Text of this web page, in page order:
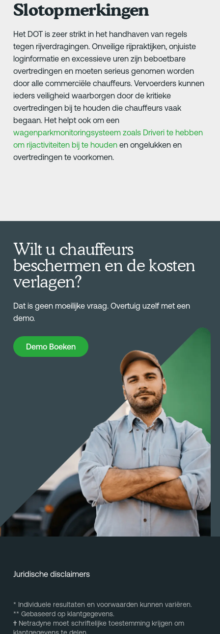
Slotopmerkingen
Het DOT is zeer strikt in het handhaven van regels
tegen rijverdragingen. Onveilige rijpraktijken, onjuiste
loginformatie en excessieve uren zijn beboetbare
overtredingen en moeten serieus genomen worden
door alle commerciële chauffeurs. Vervoerders kunnen
ieders veiligheid waarborgen door de kritieke
overtredingen bij te houden die chauffeurs vaak
begaan. Het helpt ook om een
wagenparkmonitoringsysteem zoals Driveri te hebben
om rijactiviteiten bij te houdenen ongelukken en
overtredingen te voorkomen.
Wilt u chauffeurs
beschermen en de kosten
verlagen?
Dat is geen moeilijke vraag. Overtuig uzelf met een
demo.
Demo Boeken
Demo Boeken
Juridische disclaimers
* Individuele resultaten en voorwaarden kunnen variëren.
** Gebaseerd op klantgegevens.
†Netradyne moet schriftelijke toestemming krijgen om
klantgegevens te delen.